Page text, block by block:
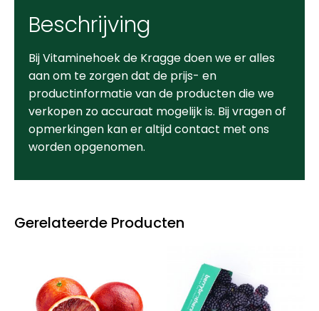
Gerelateerde Producten
Beschrijving
Bij Vitaminehoek de Kragge doen we er alles
aan om te zorgen dat de prijs- en
productinformatie van de producten die we
verkopen zo accuraat mogelijk is. Bij vragen of
opmerkingen kan er altijd contact met ons
worden opgenomen.